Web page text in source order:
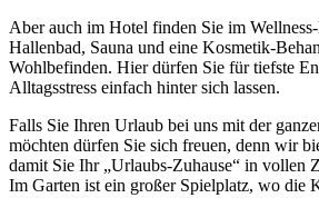
Aber auch im Hotel finden Sie im
Hallenbad, Sauna und eine Kosmetik-
Wohlbefinden. Hier dürfen Sie für tiefste
Alltagsstress einfach hinter sich lassen.
Falls Sie Ihren Urlaub bei uns mit der
möchten dürfen Sie sich freuen, denn wir
damit Sie Ihr „Urlaubs-Zuhause“ in vollen
Im Garten ist ein großer Spielplatz, wo die